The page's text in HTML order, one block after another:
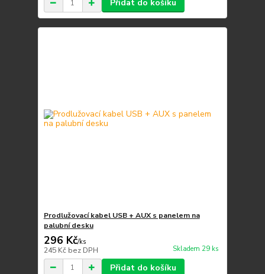
Přidat do košíku
Prodlužovací kabel USB + AUX s panelem na
palubní desku
296 Kč/ks
245 Kč bez DPH Skladem 29 ks
Přidat do košíku